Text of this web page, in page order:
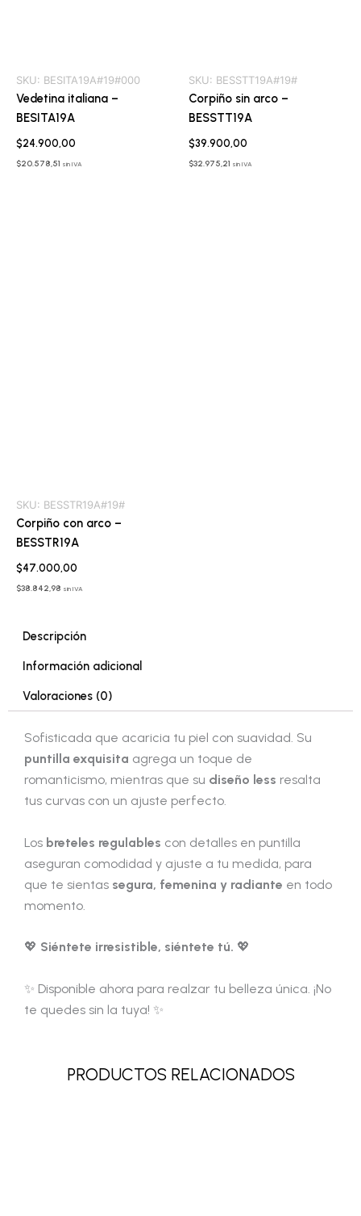
SKU: BESITA19A#19#000
Vedetina italiana –
BESITA19A
$24.900,00
$20.578,51 sin IVA
SKU: BESSTT19A#19#
Corpiño sin arco –
BESSTT19A
$39.900,00
$32.975,21 sin IVA
SKU: BESSTR19A#19#
Corpiño con arco –
BESSTR19A
$47.000,00
$38.842,98 sin IVA
Descripción
Información adicional
Valoraciones (0)
Sofisticada que acaricia tu piel con suavidad. Su
puntilla exquisita agrega un toque de
romanticismo, mientras que su diseño less resalta
tus curvas con un ajuste perfecto.
Los breteles regulables con detalles en puntilla
aseguran comodidad y ajuste a tu medida, para
que te sientas segura, femenina y radiante en todo
momento.
💖 Siéntete irresistible, siéntete tú. 💖
✨ Disponible ahora para realzar tu belleza única. ¡No
te quedes sin la tuya! ✨
PRODUCTOS RELACIONADOS